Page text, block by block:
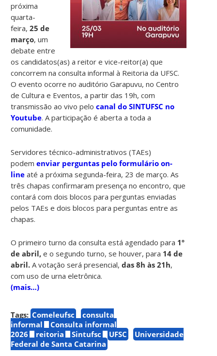
próxima
quarta-
feira,25 de
março, um
debate entre
os candidatos(as) a reitor e vice-reitor(a) que
concorrem na consulta informal à Reitoria da UFSC.
O evento ocorre no auditório Garapuvu, no Centro
de Cultura e Eventos, a partir das 19h, com
transmissão ao vivo pelocanal do SINTUFSC no
Youtube. A participação é aberta a toda a
comunidade.
Servidores técnico-administrativos (TAEs)
podemenviar perguntas pelo formulário on-
line até a próxima segunda-feira, 23 de março. As
três chapas confirmaram presença no encontro, que
contará com dois blocos para perguntas enviadas
pelos TAEs e dois blocos para perguntas entre as
chapas.
O primeiro turno da consulta está agendado para 1º
de abril,e o segundo turno, se houver, para 14 de
abril. A votação será presencial,das 8h às 21h,
com uso de urna eletrônica.
(mais…)
Tags: Comeleufsc
consulta
informal
Consulta informal
2026
reitoria Sintufsc UFSC
Universidade
Federal de Santa Catarina